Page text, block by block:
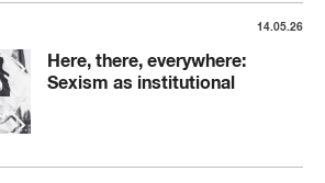
14.05.26
Here, there, everywhere:
Sexism as institutional